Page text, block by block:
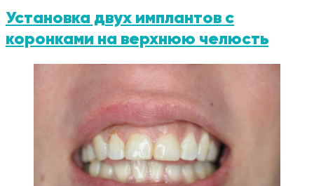
Установка двух имплантов с
коронками на верхнюю челюсть